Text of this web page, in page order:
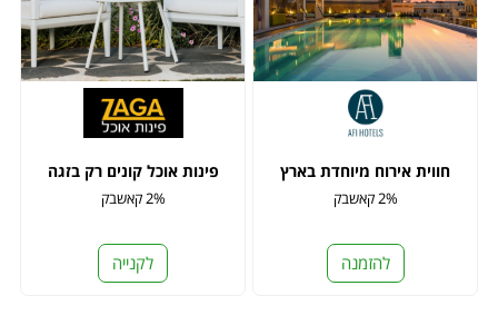
חווית אירוח מיוחדת בארץ
2% קאשבק
להזמנה
פינות אוכל קונים רק בזגה
2% קאשבק
לקנייה